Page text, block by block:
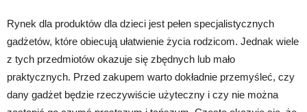
Rynek dla produktów dla dzieci jest pełen specjalistycznych
gadżetów, które obiecują ułatwienie życia rodzicom. Jednak wiele
z tych przedmiotów okazuje się zbędnych lub mało
praktycznych. Przed zakupem warto dokładnie przemyśleć, czy
dany gadżet będzie rzeczywiście użyteczny i czy nie można